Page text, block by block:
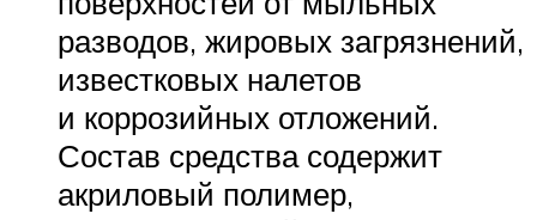
разводов, жировых загрязнений,
известковых налетов
и коррозийных отложений.
Состав средства содержит
акриловый полимер,